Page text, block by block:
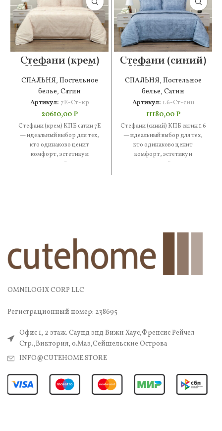
Стефани (крем)
КПБ сатин 7Е
СПАЛЬНЯ, Постельное
белье, Сатин
Артикул: 7Е-Ст-кр
20610,00₽
Стефани (крем) КПБ сатин 7Е
— идеальный выбор для тех,
кто одинаково ценит
комфорт, эстетику и
практичность. В составе —
Стефани (синий)
КПБ сатин 1.6
СПАЛЬНЯ, Постельное
белье, Сатин
Артикул: 1.6-Ст-син
11180,00₽
Стефани (синий) КПБ сатин 1.6
— идеальный выбор для тех,
кто одинаково ценит
комфорт, эстетику и
практичность. В составе —
OMNILOGIX CORP LLC
Регистрационный номер: 238695
Офис 1, 2 этаж. Саунд энд Вижн Хаус,Френсис Рейчел
Стр.,Виктория, о.Маэ,Сейшельские Острова
INFO@CUTEHOME.STORE